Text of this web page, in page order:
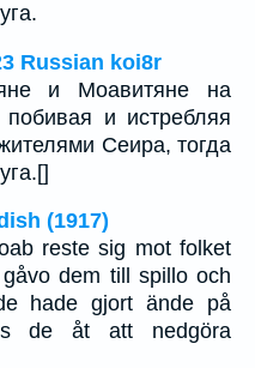
Russian koi8r
и Моавитяне на
и истребляя
Сеира, тогда
(1917)
reste sig mot folket
dem till spillo och
hade gjort ände på
de åt att nedgöra